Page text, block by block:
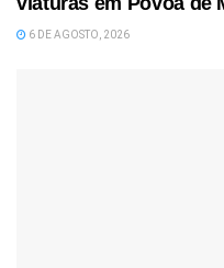
6 DE AGOSTO, 2026